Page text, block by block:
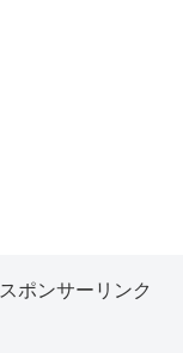
スポンサーリンク